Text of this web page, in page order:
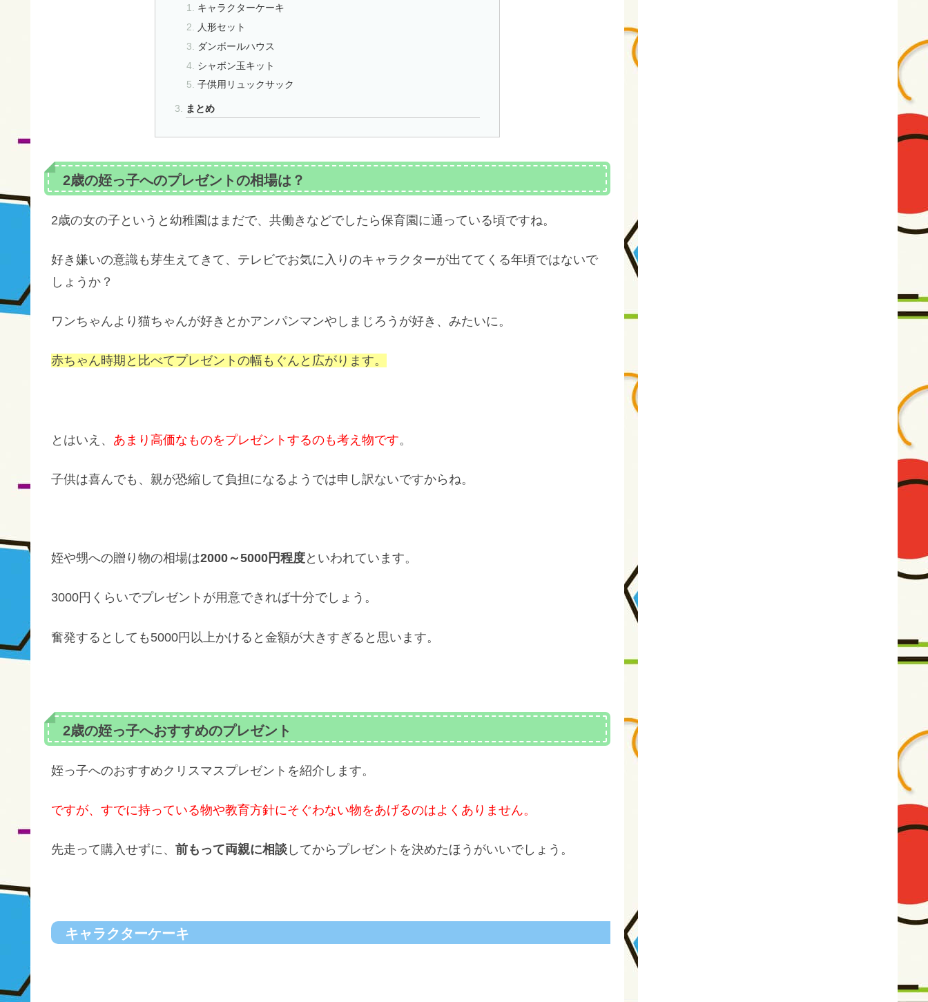
キャラクターケーキ
人形セット
ダンボールハウス
シャボン玉キット
子供用リュックサック
まとめ
2歳の姪っ子へのプレゼントの相場は？
2歳の女の子というと幼稚園はまだで、共働きなどでしたら保育園に通っている頃ですね。
好き嫌いの意識も芽生えてきて、テレビでお気に入りのキャラクターが出ててくる年頃ではないで
しょうか？
ワンちゃんより猫ちゃんが好きとかアンパンマンやしまじろうが好き、みたいに。
赤ちゃん時期と比べてプレゼントの幅もぐんと広がります。
とはいえ、 あまり高価なものをプレゼントするのも考え物です。
子供は喜んでも、親が恐縮して負担になるようでは申し訳ないですからね。
姪や甥への贈り物の相場は2000～5000円程度といわれています。
3000円くらいでプレゼントが用意できれば十分でしょう。
奮発するとしても5000円以上かけると金額が大きすぎると思います。
2歳の姪っ子へおすすめのプレゼント
姪っ子へのおすすめクリスマスプレゼントを紹介します。
ですが、すでに持っている物や教育方針にそぐわない物をあげるのはよくありません。
先走って購入せずに、 前もって両親に相談 してからプレゼントを決めたほうがいいでしょう。
キャラクターケーキ